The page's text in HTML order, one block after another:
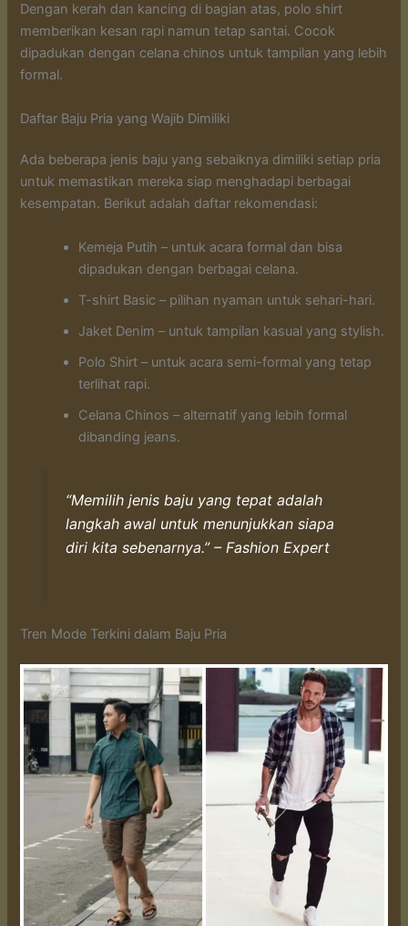
Dengan kerah dan kancing di bagian atas, polo shirt
memberikan kesan rapi namun tetap santai. Cocok
dipadukan dengan celana chinos untuk tampilan yang lebih
formal.
Daftar Baju Pria yang Wajib Dimiliki
Ada beberapa jenis baju yang sebaiknya dimiliki setiap pria
untuk memastikan mereka siap menghadapi berbagai
kesempatan. Berikut adalah daftar rekomendasi:
Kemeja Putih – untuk acara formal dan bisa
dipadukan dengan berbagai celana.
T-shirt Basic – pilihan nyaman untuk sehari-hari.
Jaket Denim – untuk tampilan kasual yang stylish.
Polo Shirt – untuk acara semi-formal yang tetap
terlihat rapi.
Celana Chinos – alternatif yang lebih formal
dibanding jeans.
“Memilih jenis baju yang tepat adalah
langkah awal untuk menunjukkan siapa
diri kita sebenarnya.” – Fashion Expert
Tren Mode Terkini dalam Baju Pria